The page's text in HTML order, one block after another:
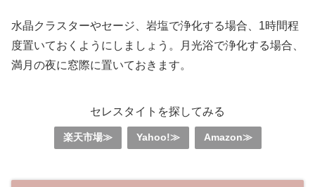
水晶クラスターやセージ、岩塩で浄化する場合、1時間程
度置いておくようにしましょう。月光浴で浄化する場合、
満月の夜に窓際に置いておきます。
セレスタイトを探してみる
楽天市場≫ Yahoo!≫ Amazon≫